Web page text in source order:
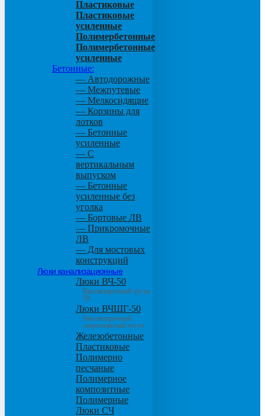
Пластиковые
Пластиковые
усиленные
Полимербетонные
Полимербетонные
усиленные
Бетонные:
— Автодорожные
— Межпутевые
— Мелкосидящие
— Корзины для
лотков
— Бетонные
усиленные
— С
вертикальным
выпуском
— Бетонные
усиленные без
уголка
— Бортовые ЛВ
— Прикромочные
ЛВ
— Для мостовых
конструкций
Люки канализационные
Люки ВЧ-50
Высокопрочный чугун
50
Люки ВЧШГ-50
Высокопрочный
сверхтяжелый чугун
Железобетонные
Пластиковые
Полимерно
песчаные
Полимерное
композитные
Полимерные
Люки СЧ